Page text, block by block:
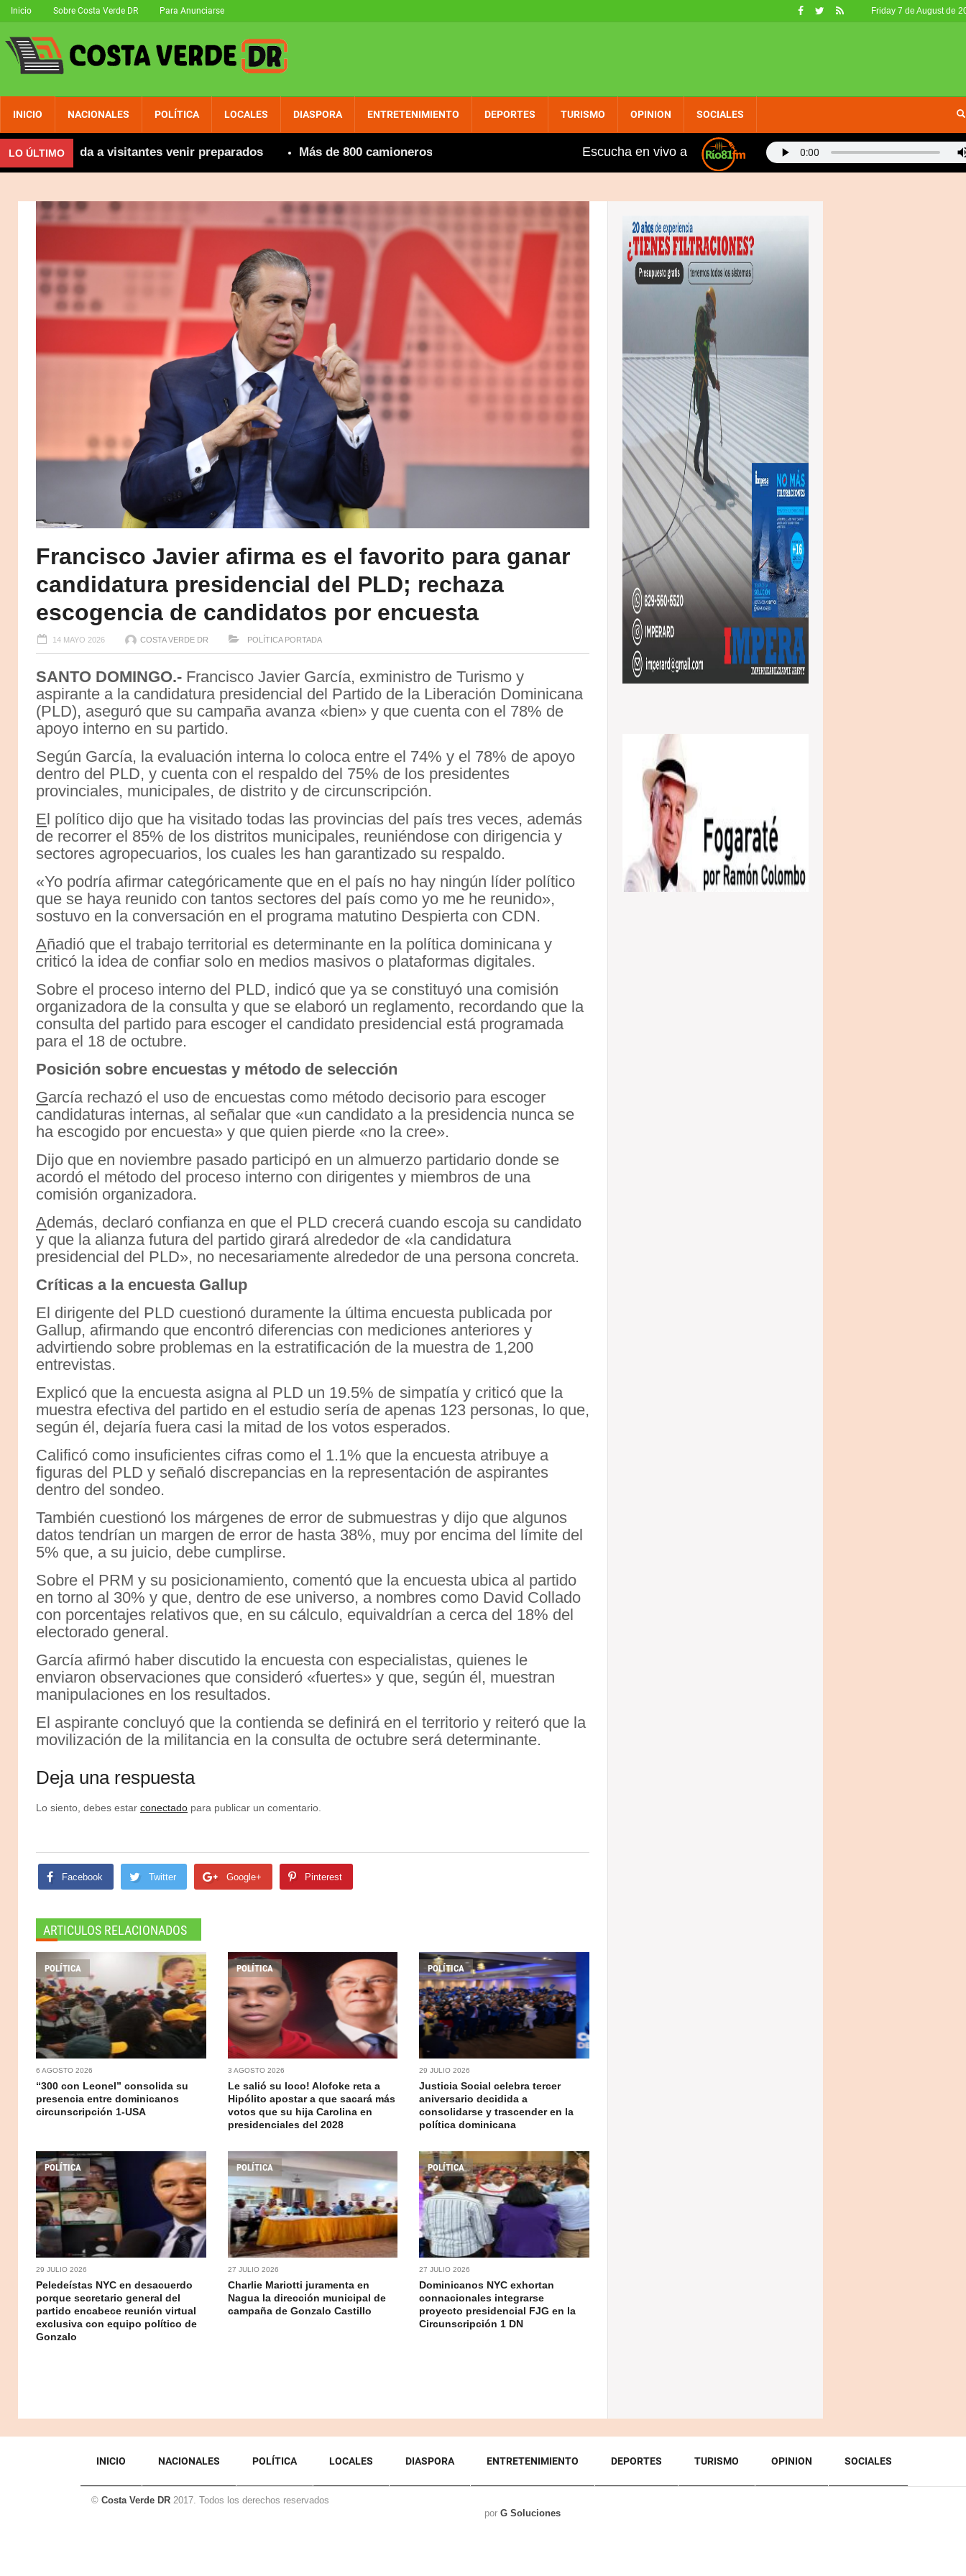
Friday 7 de August de
Inicio Sobre Costa Verde DR Para Anunciarse
INICIO NACIONALES POLÍTICA LOCALES DIASPORA ENTRETENIMIENTO DEPORTES TURISMO OPINION SOCIALES
LO ÚLTIMOa visitantes venir preparados Más de 800 camioneros extranjeros, entre ellos varios dominicanos, fueron retirados de circulación en EE. UU. por no
Escucha en vivo a
Francisco Javier afirma es el favorito para ganar
candidatura presidencial del PLD; rechaza
escogencia de candidatos por encuesta
14 MAYO 2026 COSTA VERDE DR POLÍTICA PORTADA
SANTO DOMINGO.- Francisco Javier García, exministro de Turismo y
aspirante a la candidatura presidencial del Partido de la Liberación Dominicana
(PLD), aseguró que su campaña avanza «bien» y que cuenta con el 78% de
apoyo interno en su partido.
Según García, la evaluación interna lo coloca entre el 74% y el 78% de apoyo
dentro del PLD, y cuenta con el respaldo del 75% de los presidentes
provinciales, municipales, de distrito y de circunscripción.
El político dijo que ha visitado todas las provincias del país tres veces, además
de recorrer el 85% de los distritos municipales, reuniéndose con dirigencia y
sectores agropecuarios, los cuales les han garantizado su respaldo.
«Yo podría afirmar categóricamente que en el país no hay ningún líder político
que se haya reunido con tantos sectores del país como yo me he reunido»,
sostuvo en la conversación en el programa matutino Despierta con CDN.
Añadió que el trabajo territorial es determinante en la política dominicana y
criticó la idea de confiar solo en medios masivos o plataformas digitales.
Sobre el proceso interno del PLD, indicó que ya se constituyó una comisión
organizadora de la consulta y que se elaboró un reglamento, recordando que la
consulta del partido para escoger el candidato presidencial está programada
para el 18 de octubre.
Posición sobre encuestas y método de selección
García rechazó el uso de encuestas como método decisorio para escoger
candidaturas internas, al señalar que «un candidato a la presidencia nunca se
ha escogido por encuesta» y que quien pierde «no la cree».
Dijo que en noviembre pasado participó en un almuerzo partidario donde se
acordó el método del proceso interno con dirigentes y miembros de una
comisión organizadora.
Además, declaró confianza en que el PLD crecerá cuando escoja su candidato
y que la alianza futura del partido girará alrededor de «la candidatura
presidencial del PLD», no necesariamente alrededor de una persona concreta.
Críticas a la encuesta Gallup
El dirigente del PLD cuestionó duramente la última encuesta publicada por
Gallup, afirmando que encontró diferencias con mediciones anteriores y
advirtiendo sobre problemas en la estratificación de la muestra de 1,200
entrevistas.
Explicó que la encuesta asigna al PLD un 19.5% de simpatía y criticó que la
muestra efectiva del partido en el estudio sería de apenas 123 personas, lo que,
según él, dejaría fuera casi la mitad de los votos esperados.
Calificó como insuficientes cifras como el 1.1% que la encuesta atribuye a
figuras del PLD y señaló discrepancias en la representación de aspirantes
dentro del sondeo.
También cuestionó los márgenes de error de submuestras y dijo que algunos
datos tendrían un margen de error de hasta 38%, muy por encima del límite del
5% que, a su juicio, debe cumplirse.
Sobre el PRM y su posicionamiento, comentó que la encuesta ubica al partido
en torno al 30% y que, dentro de ese universo, a nombres como David Collado
con porcentajes relativos que, en su cálculo, equivaldrían a cerca del 18% del
electorado general.
García afirmó haber discutido la encuesta con especialistas, quienes le
enviaron observaciones que consideró «fuertes» y que, según él, muestran
manipulaciones en los resultados.
El aspirante concluyó que la contienda se definirá en el territorio y reiteró que la
movilización de la militancia en la consulta de octubre será determinante.
Deja una respuesta
Lo siento, debes estar conectado para publicar un comentario.
Facebook Twitter Google+ Pinterest
ARTICULOS RELACIONADOS
POLÍTICA
6 AGOSTO 2026
“300 con Leonel” consolida su
presencia entre dominicanos
circunscripción 1-USA
POLÍTICA
3 AGOSTO 2026
Le salió su loco! Alofoke reta a
Hipólito apostar a que sacará más
votos que su hija Carolina en
presidenciales del 2028
POLÍTICA
29 JULIO 2026
Justicia Social celebra tercer
aniversario decidida a
consolidarse y trascender en la
política dominicana
POLÍTICA
29 JULIO 2026
Peledeístas NYC en desacuerdo
porque secretario general del
partido encabece reunión virtual
exclusiva con equipo político de
Gonzalo
POLÍTICA
27 JULIO 2026
Charlie Mariotti juramenta en
Nagua la dirección municipal de
campaña de Gonzalo Castillo
POLÍTICA
27 JULIO 2026
Dominicanos NYC exhortan
connacionales integrarse
proyecto presidencial FJG en la
Circunscripción 1 DN
INICIO NACIONALES POLÍTICA LOCALES DIASPORA ENTRETENIMIENTO DEPORTES TURISMO OPINION SOCIALES
© Costa Verde DR 2017. Todos los derechos reservados
por G Soluciones